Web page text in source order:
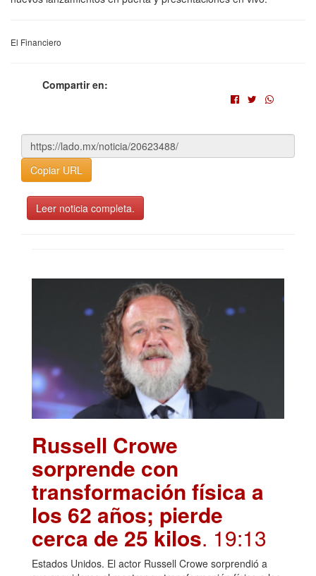
El Financiero
Compartir en:
Copiar URL
Leer noticia completa.
Russell Crowe
sorprende con
transformación física a
los 62 años; pierde
cerca de 25 kilos. 19:13
Estados Unidos. El actor Russell Crowe sorprendió a